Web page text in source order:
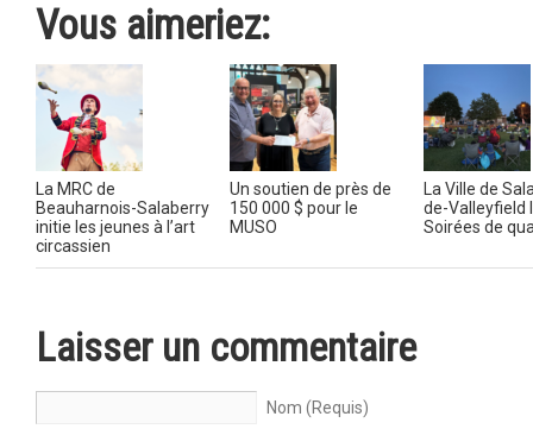
Vous aimeriez:
La MRC de
Beauharnois-Salaberry
initie les jeunes à l’art
circassien
Un soutien de près de
150 000 $ pour le
MUSO
La Ville de
de-Valleyfield
Soirées de
Laisser un commentaire
Nom (Requis)